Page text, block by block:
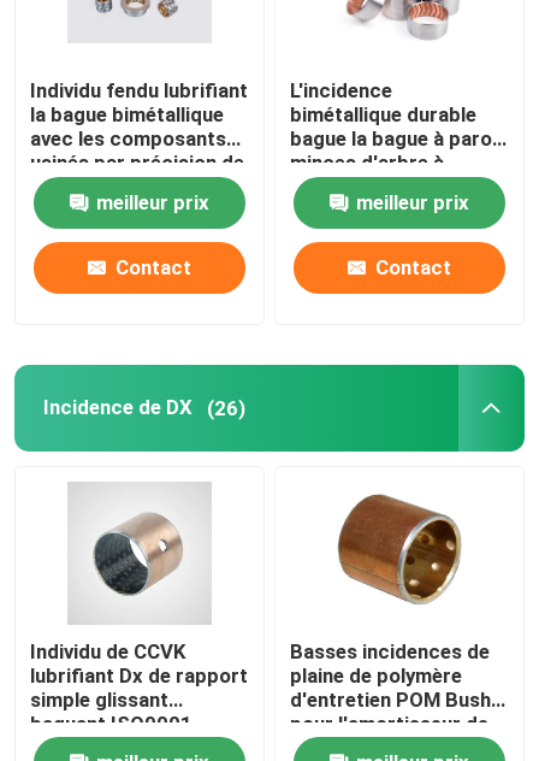
Individu fendu lubrifiant
la bague bimétallique
avec les composants
usinés par précision de
graphite
meilleur prix
Contact
L'incidence
bimétallique durable
bague la bague à parois
minces d'arbre à
cames d'auto-
lubrificationmeilleur prix
Contact
Incidence de DX (26)
Individu de CCVK
lubrifiant Dx de rapport
simple glissant
baguant ISO9001
approuvé
Basses incidences de
plaine de polymère
d'entretien POM Bush
pour l'amortisseur de
motocyclette